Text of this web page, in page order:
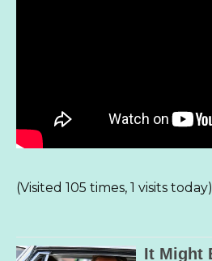
(Visited 105 times, 1 visits today)